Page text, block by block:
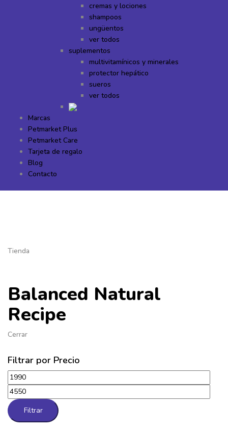
cremas y lociones
shampoos
ungüentos
ver todos
suplementos
multivitamínicos y minerales
protector hepático
sueros
ver todos
Marcas
Petmarket Plus
Petmarket Care
Tarjeta de regalo
Blog
Contacto
Tienda
Balanced Natural
Recipe
Cerrar
Filtrar por Precio
Precio
mínimo
Precio
máximo
Filtrar